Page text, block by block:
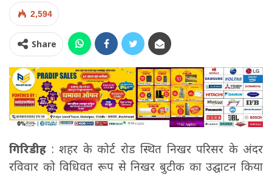
2,594
Share
गिरिडीह : शहर के कोर्ट रोड स्थित निखर परिसर के अंदर
रविवार को विधिवत रूप से निखर बुटीक का उद्घाटन किया